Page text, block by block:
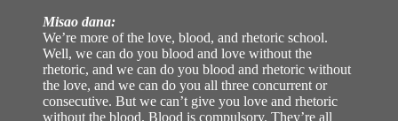
Misao dana:
We’re more of the love, blood, and rhetoric school.
Well, we can do you blood and love without the
rhetoric, and we can do you blood and rhetoric without
the love, and we can do you all three concurrent or
consecutive. But we can’t give you love and rhetoric
without the blood. Blood is compulsory. They’re all